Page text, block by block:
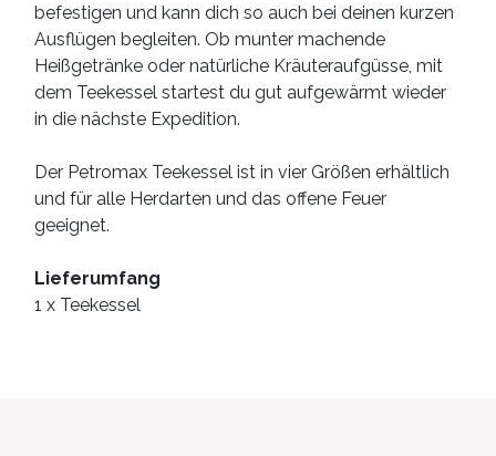
befestigen und kann dich so auch bei deinen kurzen
Ausflügen begleiten. Ob munter machende
Heißgetränke oder natürliche Kräuteraufgüsse, mit
dem Teekessel startest du gut aufgewärmt wieder
in die nächste Expedition.
Der Petromax Teekessel ist in vier Größen erhältlich
und für alle Herdarten und das offene Feuer
geeignet.
Lieferumfang
1 x Teekessel